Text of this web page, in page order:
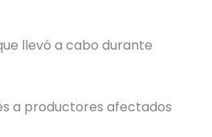
llevó a cabo durante
a productores afectados